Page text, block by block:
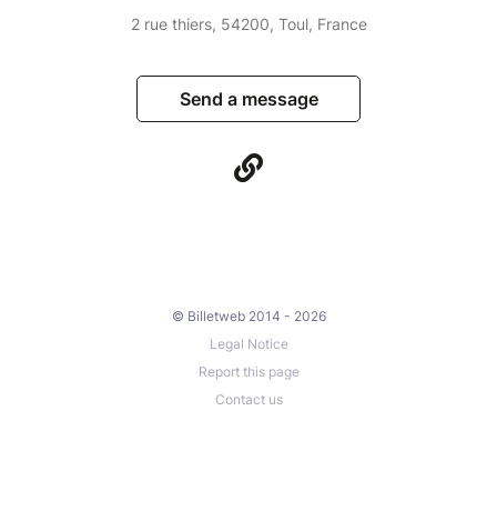
2 rue thiers, 54200, Toul, France
Send a message
© Billetweb 2014 - 2026
Legal Notice
Report this page
Contact us